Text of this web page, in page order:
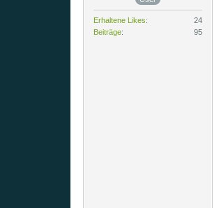
Erhaltene Likes
24
Beiträge
95